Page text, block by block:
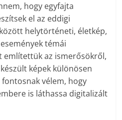
hogy egyfajta
el az eddigi
helytörténeti, életkép,
témái
említettük az ismerősökről,
képek különösen
vélem, hogy
is láthassa digitalizált